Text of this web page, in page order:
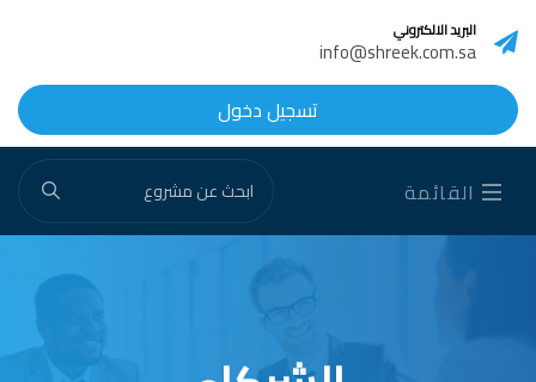
البريد الالكتروني
info@shreek.com.sa
تسجيل دخول
القائمة